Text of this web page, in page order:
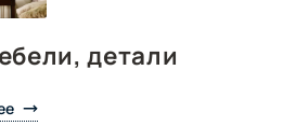
детали